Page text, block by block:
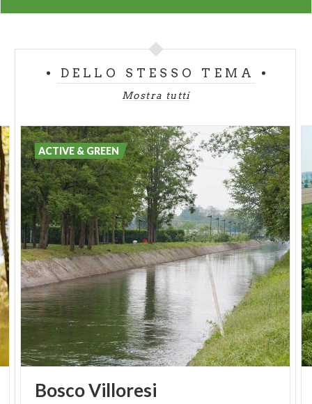
DELLO STESSO TEMA
Mostra tutti
BoscoVilloresi
ACTIVE & GREEN